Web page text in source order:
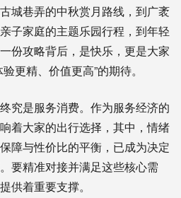
城巷弄的中秋赏月路线，到广袤
子家庭的主题乐园行程，到年轻
份攻略背后，是快乐，更是大家
更精、价值更高”的期待。
究是服务消费。作为服务经济的
着大家的出行选择，其中，情绪
障与性价比的平衡，已成为决定
要精准对接并满足这些核心需
供着重要支撑。